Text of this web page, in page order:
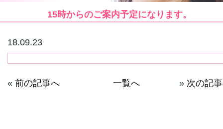
15時からのご案内予定になります。
18.09.23
« 前の記事へ 一覧へ » 次の記